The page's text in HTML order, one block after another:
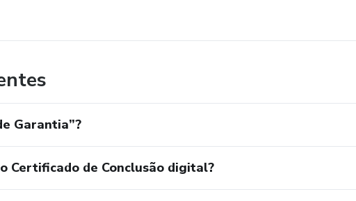
Garantia”?
Certificado de Conclusão digital?